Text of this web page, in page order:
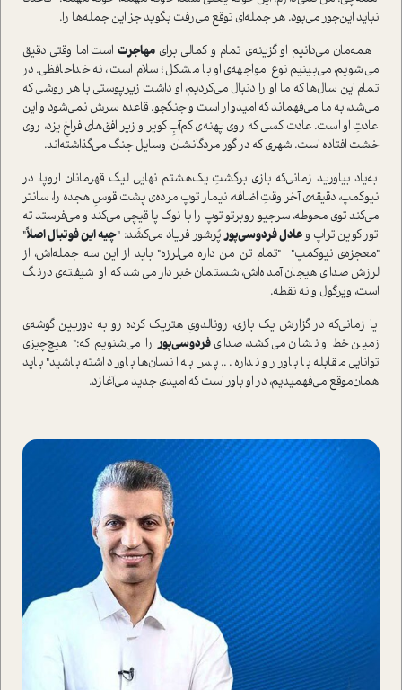
نباید این‌جور می‌بود. هر جمله‌ای توقع می‌رفت بگوید جز این جمله‌ها را.
همه‌مان می‌دانیم او گزینه‌ی تمام و کمالی برای مهاجرت ا‌ست اما وقتی دقیق
می‌شویم، می‌بینیم نوع مواجهه‌ی او با مشکل؛ سلام ا‌ست، نه خداحافظی. در
تمام این سال‌ها که ما او را دنبال می‌کردیم، او داشت زیرپوستی با هر روشی که
می‌شد، به ما می‌فهماند که امیدوار ا‌ست و جنگجو. قاعده سرش نمی‌شود و این
عادتِ او ا‌ست. عادت کسی که روی پهنه‌ی کم‌آبِ کویر و زیر افق‌های فراخِ یزد، روی
خشت افتاده ا‌ست. شهری که در گور مردگانشان، وسایل جنگ می‌گذاشته‌اند.
به‌یاد بیاورید زمانی‌که بازی برگشتِ یک‌هشتم نهایی لیگ قهرمانان اروپا، در
نیوکمپ، دقیقه‌ی آخر وقتِ اضافه، نیمار توپ مرده‌ی پشت قوسِ هجده را، سانتر
می‌کند توی محوطه، سرجیو روبرتو توپ را با نوک پا قیچی می‌کند و می‌فرستد ته
تور کوین تراپ وعادل فردوسی‌پورپُرشور فریاد می‌کشَد: "چیه این فوتبال اصلاً"
"معجزه‌ی نیوکمپ" "تمام تن من داره می‌لرزه" باید از این سه‌ جمله‌اش، از
لرزش صدای هیجان آمده‌اش، شستمان خبردار می‌شد که او شیفته‌ی درنگ
ا‌ست، ویرگول و نه نقطه.
یا زمانی‌که در گزارش یک‌ بازی‌، رونالدویِ هتریک‌ کرده رو به‌ دوربین گوشه‌ی
زمین خط و نشان می‌کشد، صدای فردوسی‌پوررا می‌شنویم که‌:" هیچ‌چیزی
توانایی مقابله با باور رو نداره‌ ... پس به انسان‌ها باور داشته باشید" باید
همان‌موقع می‌فهمیدیم، در او باور ا‌ست که امیدی جدید می‌آغازد.